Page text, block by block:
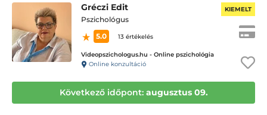
Gréczi Edit
Pszichológus
5.0
13 értékelés
Videopszichologus.hu - Online pszichológia
Online konzultáció
KIEMELT
Következő időpont: augusztus 09.